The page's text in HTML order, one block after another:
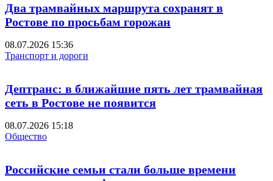
Два трамвайных маршрута сохранят в
Ростове по просьбам горожан
08.07.2026 15:36
Транспорт и дороги
Дептранс: в ближайшие пять лет трамвайная
сеть в Ростове не появится
08.07.2026 15:18
Общество
Российские семьи стали больше времени